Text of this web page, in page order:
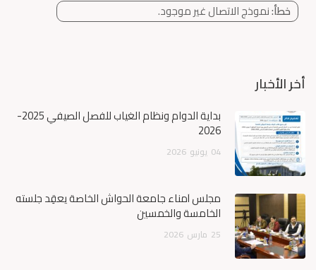
خطأ:نموذج الاتصال غير موجود.
أخر الأخبار
بداية الدوام ونظام الغياب للفصل الصيفي 2025-
2026
04 يونيو 2026
مجلس أمناء جامعة الحواش الخاصة يعقِد جلسته
الخامسة والخمسين
25 مارس 2026